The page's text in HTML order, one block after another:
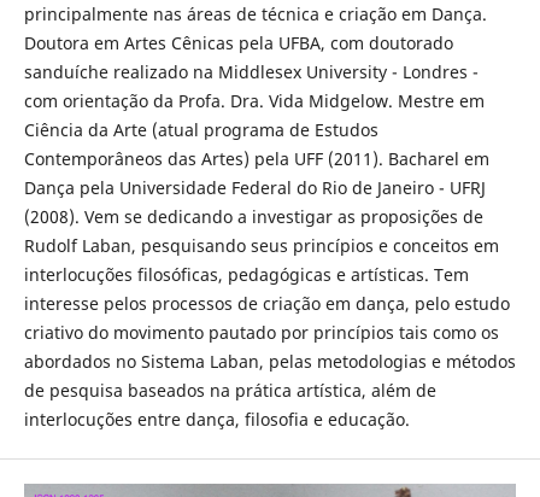
principalmente nas áreas de técnica e criação em Dança.
Doutora em Artes Cênicas pela UFBA, com doutorado
sanduíche realizado na Middlesex University - Londres -
com orientação da Profa. Dra. Vida Midgelow. Mestre em
Ciência da Arte (atual programa de Estudos
Contemporâneos das Artes) pela UFF (2011). Bacharel em
Dança pela Universidade Federal do Rio de Janeiro - UFRJ
(2008). Vem se dedicando a investigar as proposições de
Rudolf Laban, pesquisando seus princípios e conceitos em
interlocuções filosóficas, pedagógicas e artísticas. Tem
interesse pelos processos de criação em dança, pelo estudo
criativo do movimento pautado por princípios tais como os
abordados no Sistema Laban, pelas metodologias e métodos
de pesquisa baseados na prática artística, além de
interlocuções entre dança, filosofia e educação.